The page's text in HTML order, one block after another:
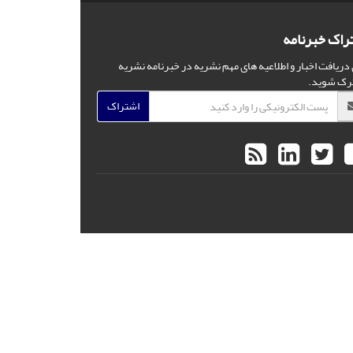
خبرنامه
دریافت اخبار و اطلاعیه های مهم نشریه در خبرنامه نشریه
شوید.
اشتراک